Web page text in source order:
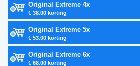
Original Extreme 4x
€ 38.00 korting
Original Extreme 5x
€ 53.00 korting
Original Extreme 6x
€ 68.00 korting